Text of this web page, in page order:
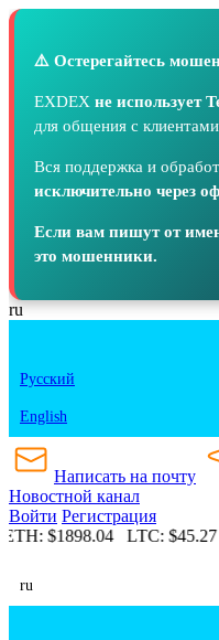
⚠️ Остерегайтесь
EXDEX не использует
для общения с
Вся поддержка и
исключительно через
Если вам пишут от
это мошенники.
ru
Русский
English
Написать на почту
Новостной канал
Войти Регистрация
$1898.04 LTC:$45.27
ru